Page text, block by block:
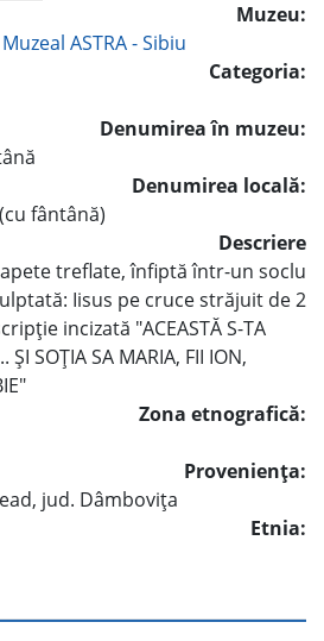
Muzeu:
ASTRA - Sibiu
Categoria:
Denumirea în muzeu:
Denumirea locală:
fântână)
Descriere
treflate, înfiptă într-un soclu
Iisus pe cruce străjuit de 2
incizată "ACEASTĂ S-TA
ŞI SOŢIA SA MARIA, FII ION,
Zona etnografică:
Provenienţa:
jud. Dâmboviţa
Etnia: